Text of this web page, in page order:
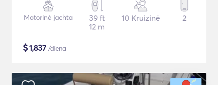
Motorinė jachta
39 ft
12 m
10 Kruizinė 2
$1,837 /diena